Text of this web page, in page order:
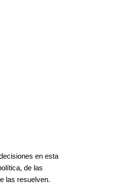
en esta
de las
las resuelven.